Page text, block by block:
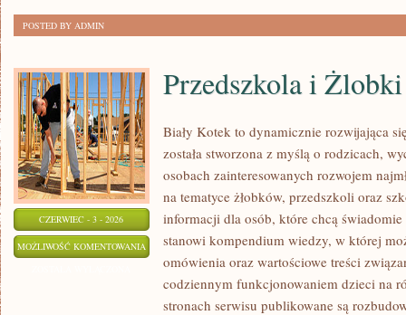
POSTED BY ADMIN
CZERWIEC - 3 - 2026
MOŻLIWOŚĆ KOMENTOWANIA PRZEDSZKOLA
ŻLOBKI
Przedszkola i Żlobki
Biały Kotek to dynamicznie rozwijająca
została stworzona z myślą o rodzicach,
osobach zainteresowanych rozwojem
na tematyce żłobków, przedszkoli oraz
informacji dla osób, które chcą
stanowi kompendium wiedzy, w której
omówienia oraz wartościowe treści
codziennym funkcjonowaniem dzieci na
stronach serwisu publikowane są